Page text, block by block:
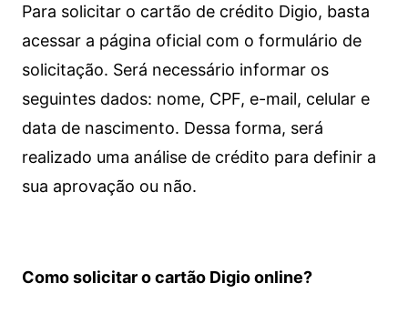
Para solicitar o cartão de crédito Digio, basta
acessar a página oficial com o formulário de
solicitação. Será necessário informar os
seguintes dados: nome, CPF, e-mail, celular e
data de nascimento. Dessa forma, será
realizado uma análise de crédito para definir a
sua aprovação ou não.
Como solicitar o cartão Digio online?